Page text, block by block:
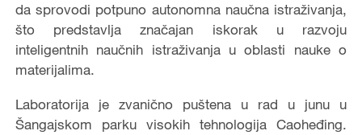
da sprovodi potpuno autonomna naučna istraživanja,
što predstavlja značajan iskorak u razvoju
inteligentnih naučnih istraživanja u oblasti nauke o
materijalima.
Laboratorija je zvanično puštena u rad u junu u
Šangajskom parku visokih tehnologija Caoheđing.